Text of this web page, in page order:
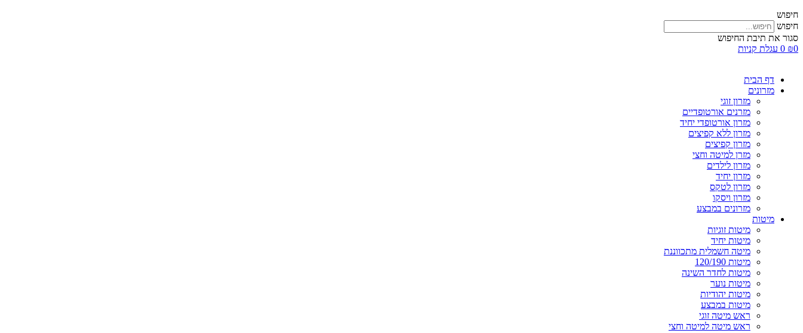
חיפוש
חיפוש
סגור את תיבת החיפוש
₪0
0 עגלת קניות
דף הבית
מזרונים
מזרון זוגי
מזרנים אורטופדיים
מזרון אורטופדי יחיד
מזרון ללא קפיצים
מזרון קפיצים
מזרן למיטה וחצי
מזרון לילדים
מזרון יחיד
מזרון לטקס
מזרון ויסקו
מזרונים במבצע
מיטות
מיטות זוגיות
מיטות יחיד
מיטה חשמלית מתכווננת
מיטות 120/190
מיטות לחדר השינה
מיטות נוער
מיטות יהודיות
מיטות במבצע
ראש מיטה זוגי
ראש מיטה למיטה וחצי